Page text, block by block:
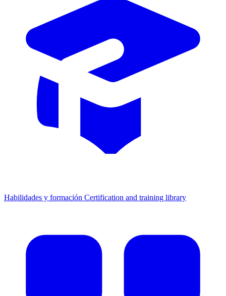
Habilidades y formación Certification and training library